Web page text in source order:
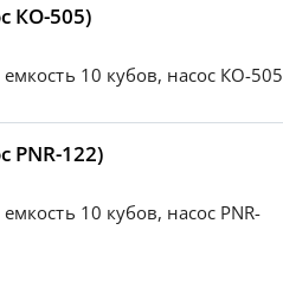
КО-505)
10 кубов, насос КО-505
PNR-122)
10 кубов, насос PNR-